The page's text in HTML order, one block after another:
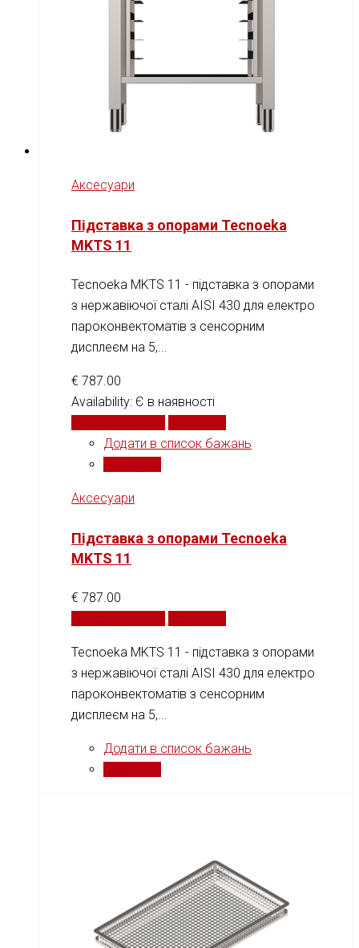
Аксесуари
Підставка з опорами Tecnoeka
MKTS 11
Tecnoeka MKTS 11 - підставка з опорами
з нержавіючої сталі AISI 430 для електро
пароконвектоматів з сенсорним
дисплеєм на 5,...
€ 787.00
Availability: Є в наявності
Додати в список бажань
Аксесуари
Підставка з опорами Tecnoeka
MKTS 11
€ 787.00
Tecnoeka MKTS 11 - підставка з опорами
з нержавіючої сталі AISI 430 для електро
пароконвектоматів з сенсорним
дисплеєм на 5,...
Додати в список бажань